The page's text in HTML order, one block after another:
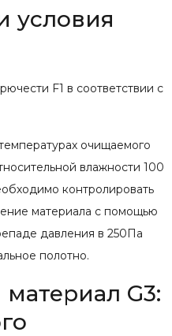
условия
F1 в соответствии с
очищаемого
влажности 100
контролировать
материала с помощью
давления в 250Па
полотно.
G3: